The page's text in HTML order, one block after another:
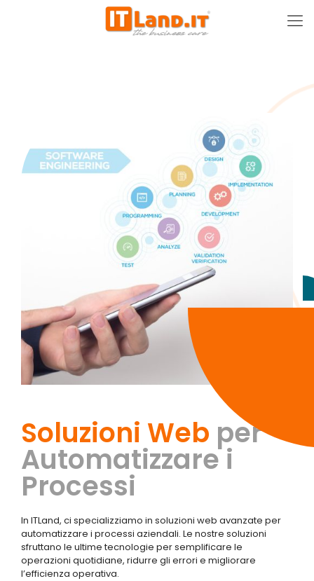
Soluzioni Web per
Automatizzare i
Processi
In ITLand, ci specializziamo in soluzioni web avanzate per
automatizzare i processi aziendali. Le nostre soluzioni
sfruttano le ultime tecnologie per semplificare le
operazioni quotidiane, ridurre gli errori e migliorare
l’efficienza operativa.